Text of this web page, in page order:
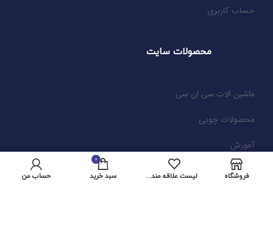
حساب کاربری
محصولات سایت
ماشین الات سی ان سی
محصولات چوبی
آموزش
فروشگاه لیست علاقه مندی ها
0
سبد خرید حساب من